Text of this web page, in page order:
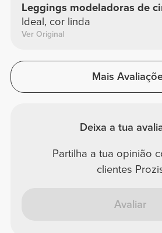
Leggings modeladoras de
Ideal, cor linda
Ver Original
Mais
Deixa a tua
Partilha a tua opinião
clientes
Avaliar